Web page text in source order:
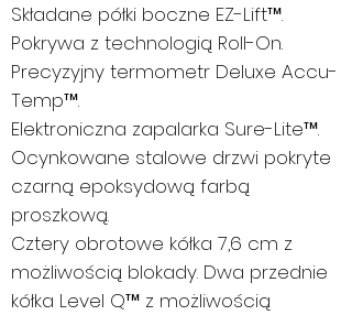
Składane półki boczne EZ-Lift™.
Pokrywa z technologią Roll-On.
Precyzyjny termometr Deluxe Accu-
Temp™.
Elektroniczna zapalarka Sure-Lite™.
Ocynkowane stalowe drzwi pokryte
czarną epoksydową farbą
proszkową.
Cztery obrotowe kółka 7,6 cm z
możliwością blokady. Dwa przednie
kółka Level Q™ z możliwością